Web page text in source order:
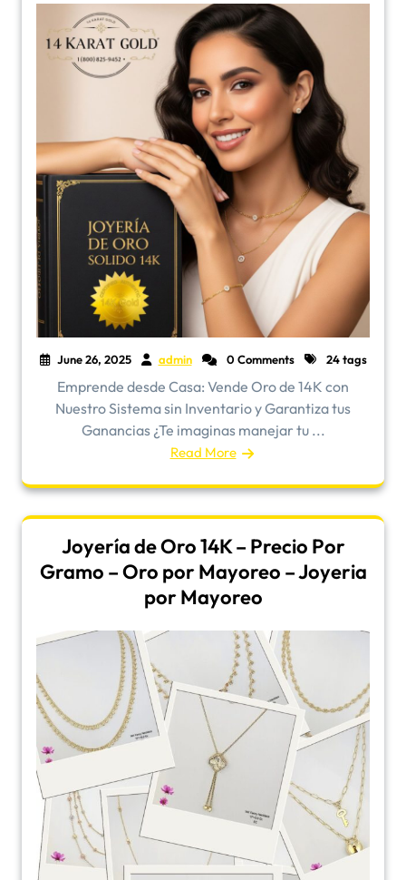
June 26, 2025 admin 0 Comments 24 tags
Emprende desde Casa: Vende Oro de 14K con
Nuestro Sistema sin Inventario y Garantiza tus
Ganancias ¿Te imaginas manejar tu ...
Read More
Joyería de Oro 14K – Precio Por
Gramo – Oro por Mayoreo – Joyeria
por Mayoreo